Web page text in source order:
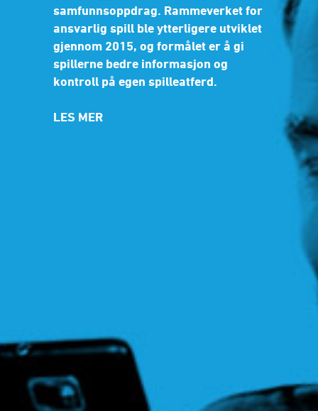
samfunnsoppdrag. Rammeverket for
ansvarlig spill ble ytterligere utviklet
gjennom 2015, og formålet er å gi
spillerne bedre informasjon og
kontroll på egen spilleatferd.
LES MER